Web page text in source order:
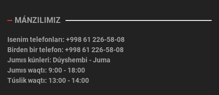
MÁNZILIMIZ
Isenim telefonları: +998 61 226-58-08
Birden bir telefon: +998 61 226-58-08
Jumıs kúnleri: Dúyshembi - Juma
Jumıs waqtı: 9:00 - 18:00
Túslik waqtı: 13:00 - 14:00